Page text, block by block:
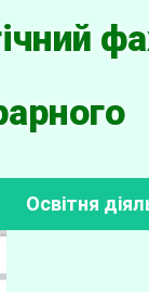
Освітня